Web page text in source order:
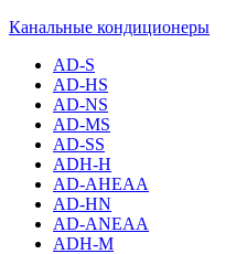
Канальные кондиционеры
AD-S
AD-HS
AD-NS
AD-MS
AD-SS
ADH-H
AD-AHEAA
AD-HN
AD-ANEAA
ADH-M